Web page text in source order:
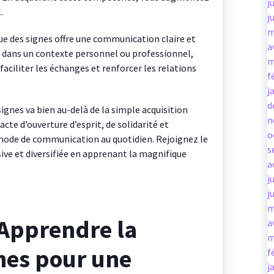
des signes offre une communication claire et
un contexte personnel ou professionnel,
les échanges et renforcer les relations
va bien au-delà de la simple acquisition
d’ouverture d’esprit, de solidarité et
de communication au quotidien. Rejoignez le
et diversifiée en apprenant la magnifique
la
pour une